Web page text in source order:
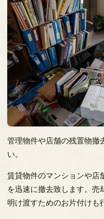
管理物件や店舗の残置物撤
い。
賃貸物件のマンションや店
を迅速に撤去致します。売
明け渡すためのお片付けも